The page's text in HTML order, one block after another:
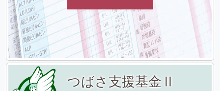
つばさ支援基金Ⅱ